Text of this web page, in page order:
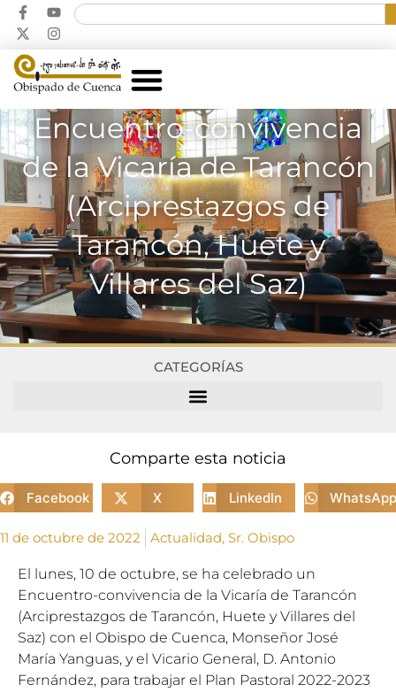
Encuentro-convivencia
de la Vicaría de Tarancón
(Arciprestazgos de
Tarancón, Huete y
Villares del Saz)
CATEGORÍAS
Comparte esta noticia
Facebook X LinkedIn WhatsApp
11 de octubre de 2022 Actualidad, Sr. Obispo
El lunes, 10 de octubre, se ha celebrado un
Encuentro-convivencia de la Vicaría de Tarancón
(Arciprestazgos de Tarancón, Huete y Villares del
Saz) con el Obispo de Cuenca, Monseñor José
María Yanguas, y el Vicario General, D. Antonio
Fernández, para trabajar el Plan Pastoral 2022-2023